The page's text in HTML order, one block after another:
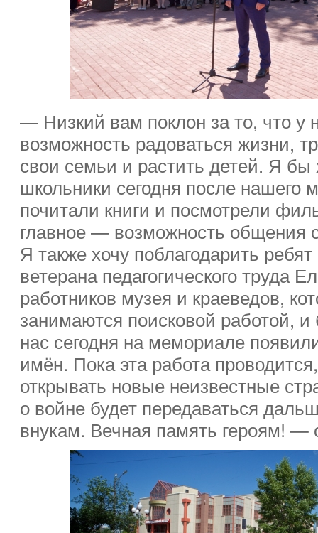
— Низкий вам поклон за то, что у
возможность радоваться жизни,
свои семьи и растить детей. Я бы
школьники сегодня после нашего
почитали книги и посмотрели
главное — возможность общения
Я также хочу поблагодарить
ветерана педагогического труда
работников музея и краеведов,
занимаются поисковой работой, и
нас сегодня на мемориале
имён. Пока эта работа
открывать новые неизвестные
о войне будет передаваться
внукам. Вечная память героям! —